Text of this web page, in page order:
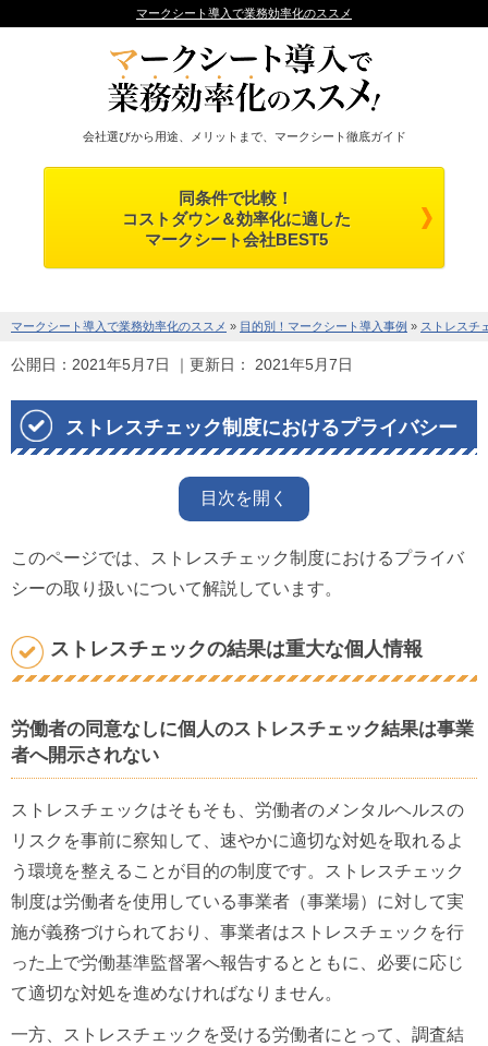
マークシート導入で業務効率化のススメ
会社選びから用途、メリットまで、マークシート徹底ガイド
同条件で比較！
コストダウン＆効率化に適した
マークシート会社BEST5
マークシート導入で業務効率化のススメ » 目的別！マークシート導入事例 » ストレスチ
公開日： 2021年5月7日 ｜更新日： 2021年5月7日
ストレスチェック制度におけるプライバシー
目次を開く
このページでは、ストレスチェック制度におけるプライバ
シーの取り扱いについて解説しています。
ストレスチェックの結果は重大な個人情報
労働者の同意なしに個人のストレスチェック結果は事業
者へ開示されない
ストレスチェックはそもそも、労働者のメンタルヘルスの
リスクを事前に察知して、速やかに適切な対処を取れるよ
う環境を整えることが目的の制度です。ストレスチェック
制度は労働者を使用している事業者（事業場）に対して実
施が義務づけられており、事業者はストレスチェックを行
った上で労働基準監督署へ報告するとともに、必要に応じ
て適切な対処を進めなければなりません。
一方、ストレスチェックを受ける労働者にとって、調査結